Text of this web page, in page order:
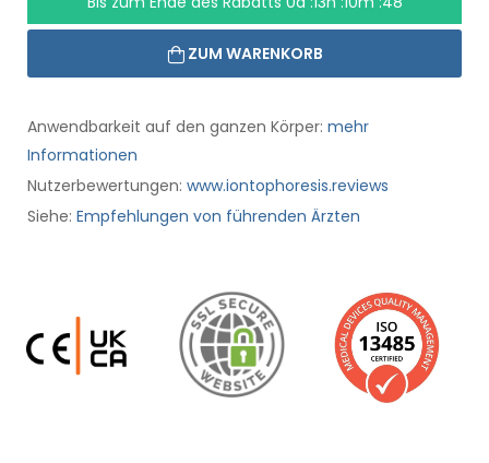
ZUM WARENKORB
Anwendbarkeit auf den ganzen Körper: mehr
Informationen
Nutzerbewertungen: www.iontophoresis.reviews
Siehe: Empfehlungen von führenden Ärzten